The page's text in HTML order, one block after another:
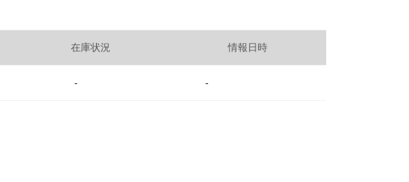
在庫状況 情報日時
- -